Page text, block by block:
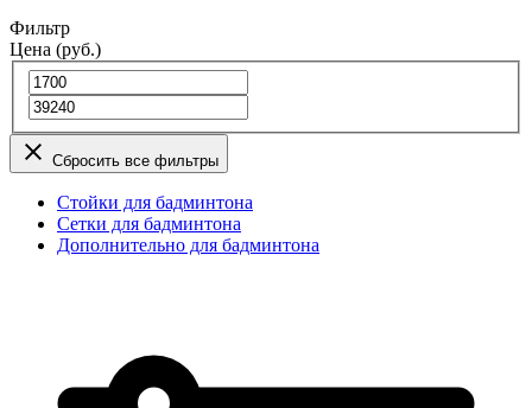
Фильтр
Цена (руб.)
Сбросить все фильтры
Стойки для бадминтона
Сетки для бадминтона
Дополнительно для бадминтона